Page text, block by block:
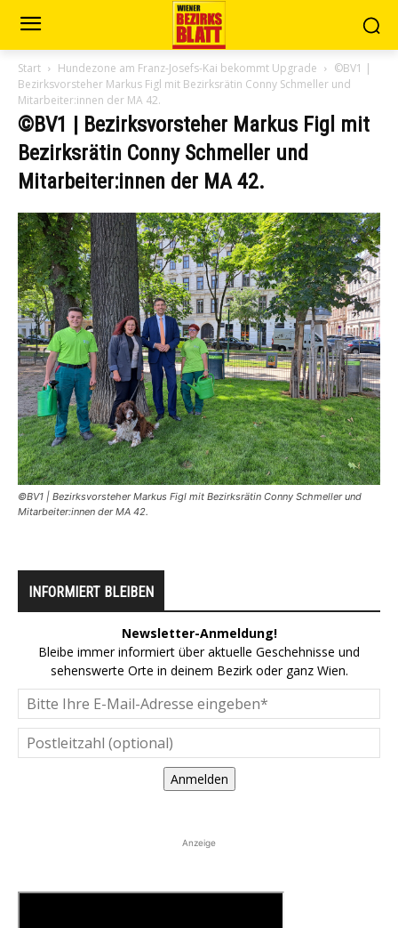
Start Hundezone am Franz-Josefs-Kai bekommt Upgrade
©BV1 |
Bezirksvorsteher Markus Figl mit Bezirksrätin Conny Schmeller und
Mitarbeiter:innen der MA 42.
©BV1 | Bezirksvorsteher Markus Figl mit
Bezirksrätin Conny Schmeller und
Mitarbeiter:innen der MA 42.
©BV1 | Bezirksvorsteher Markus Figl mit Bezirksrätin Conny Schmeller und
Mitarbeiter:innen der MA 42.
INFORMIERT BLEIBEN
Newsletter-Anmeldung!
Bleibe immer informiert über aktuelle Geschehnisse und
sehenswerte Orte in deinem Bezirk oder ganz Wien.
Anmelden
Anzeige